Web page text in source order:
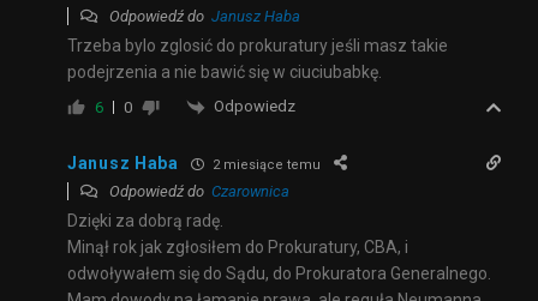
Odpowiedź do Janusz Haba
Trzeba bylo zglosić do prokuratury jeśli masz takie
podejrzenia a nie bawić się w ciuciubabkę.
6 0 Odpowiedz
Janusz Haba 2 miesiące temu
Odpowiedź do Czarownica
Dzięki za dobrą radę.
Minął rok jak zgłosiłem do Prokuratury, CBA, i
odwoływałem się do Sądu, do Prokuratora Generalnego.